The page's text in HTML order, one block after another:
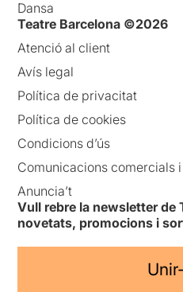
Dansa
Teatre Barcelona ©2026
Atenció al client
Avís legal
Política de privacitat
Política de cookies
Condicions d’ús
Comunicacions comercials
Anuncia’t
Vull rebre la newsletter de
novetats, promocions i